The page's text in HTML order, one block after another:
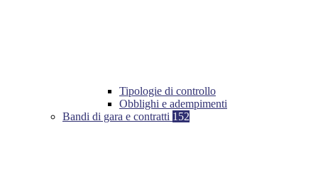
Tipologie di controllo
Obblighi e adempimenti
Bandi di gara e contratti 152